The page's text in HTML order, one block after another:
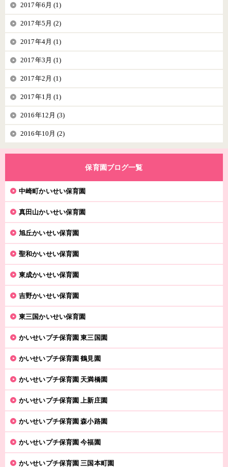
2017年6月 (1)
2017年5月 (2)
2017年4月 (1)
2017年3月 (1)
2017年2月 (1)
2017年1月 (1)
2016年12月 (3)
2016年10月 (2)
保育園ブログ一覧
中崎町かいせい保育園
真田山かいせい保育園
旭丘かいせい保育園
聖和かいせい保育園
東成かいせい保育園
吉野かいせい保育園
東三国かいせい保育園
かいせいプチ保育園 東三国園
かいせいプチ保育園 鶴見園
かいせいプチ保育園 天満橋園
かいせいプチ保育園 上新庄園
かいせいプチ保育園 森小路園
かいせいプチ保育園 今福園
かいせいプチ保育園 三国本町園